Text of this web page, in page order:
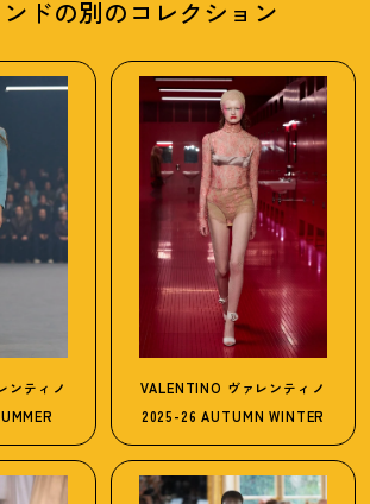
ドの別のコレクション
ンティノ
VALENTINO ヴァレンティノ
2025-26 AUTUMN WINTER